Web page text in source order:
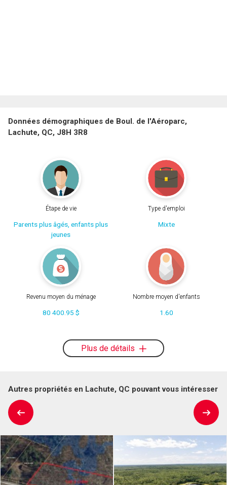
Données démographiques de Boul. de l'Aéroparc,
Lachute, QC, J8H 3R8
Étape de vie
Parents plus âgés, enfants plus
jeunes
Type d'emploi
Mixte
Revenu moyen du ménage
80 400.95 $
Nombre moyen d'enfants
1.60
Plus de détails
Autres propriétés en Lachute, QC pouvant vous intéresser